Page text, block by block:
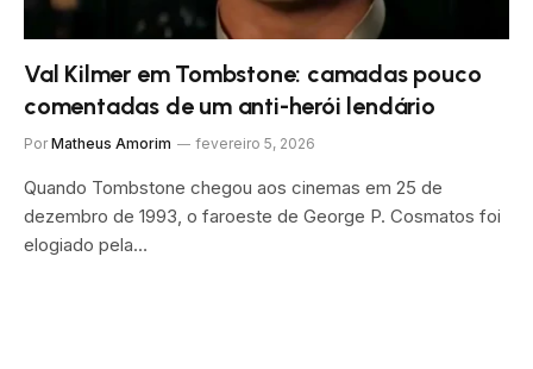
Val Kilmer em Tombstone: camadas pouco
comentadas de um anti-herói lendário
Por Matheus Amorim fevereiro 5, 2026
Quando Tombstone chegou aos cinemas em 25 de
dezembro de 1993, o faroeste de George P. Cosmatos foi
elogiado pela…